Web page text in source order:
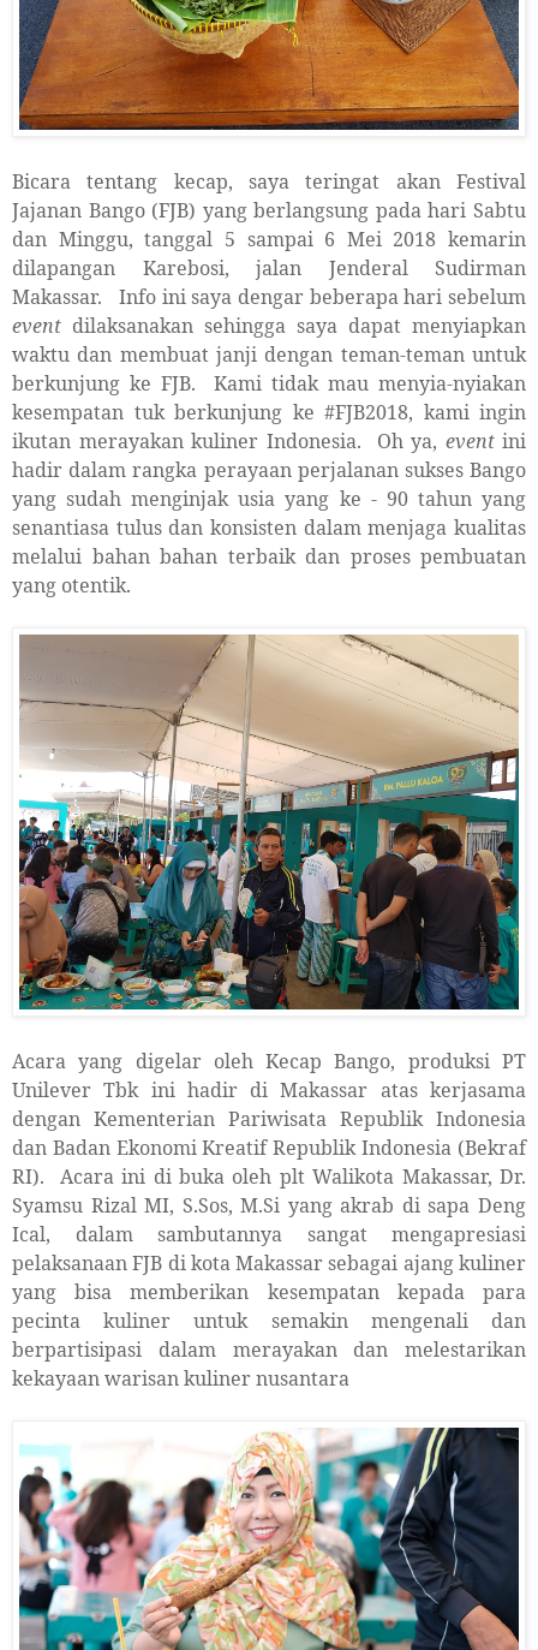
Bicara tentang kecap, saya teringat akan Festival
Jajanan Bango (FJB) yang berlangsung pada hari Sabtu
dan Minggu, tanggal 5 sampai 6 Mei 2018 kemarin
dilapangan Karebosi, jalan Jenderal Sudirman
Makassar.
Info ini saya dengar beberapa hari sebelum
event dilaksanakan sehingga saya dapat menyiapkan
waktu dan membuat janji dengan teman-teman untuk
berkunjung ke FJB.
Kami tidak mau menyia-nyiakan
kesempatan tuk berkunjung ke #FJB2018, kami ingin
ikutan merayakan kuliner Indonesia.
Oh ya, eventini
hadir dalam rangka perayaan perjalanan sukses Bango
yang sudah menginjak usia yang ke - 90 tahun yang
senantiasa tulus dan konsisten dalam menjaga kualitas
melalui bahan bahan terbaik dan proses pembuatan
yang otentik.
Acara yang digelar oleh Kecap Bango, produksi PT
Unilever Tbk ini hadir di Makassar atas kerjasama
dengan Kementerian Pariwisata Republik Indonesia
dan Badan Ekonomi Kreatif Republik Indonesia (Bekraf
RI).
Acara ini di buka oleh plt Walikota Makassar, Dr.
Syamsu Rizal MI, S.Sos, M.Si yang akrab di sapa Deng
Ical, dalam sambutannya sangat mengapresiasi
pelaksanaan FJB di kota Makassar sebagai ajang kuliner
yang bisa memberikan kesempatan kepada para
pecinta kuliner untuk semakin mengenali dan
berpartisipasi dalam merayakan dan melestarikan
kekayaan warisan kuliner nusantara